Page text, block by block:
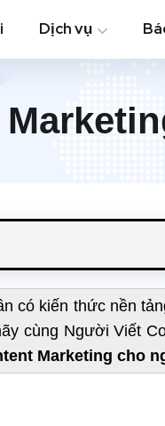
Dịch vụ
có kiến thức nền
cùng Người Viết
Marketing cho